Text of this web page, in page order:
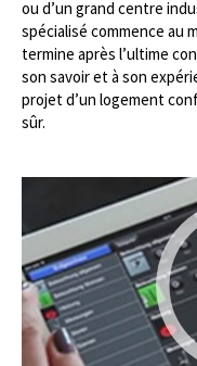
ou d’un grand centre
spécialisé commence au
termine après l’ultime
son savoir et à son
projet d’un logement
sûr.